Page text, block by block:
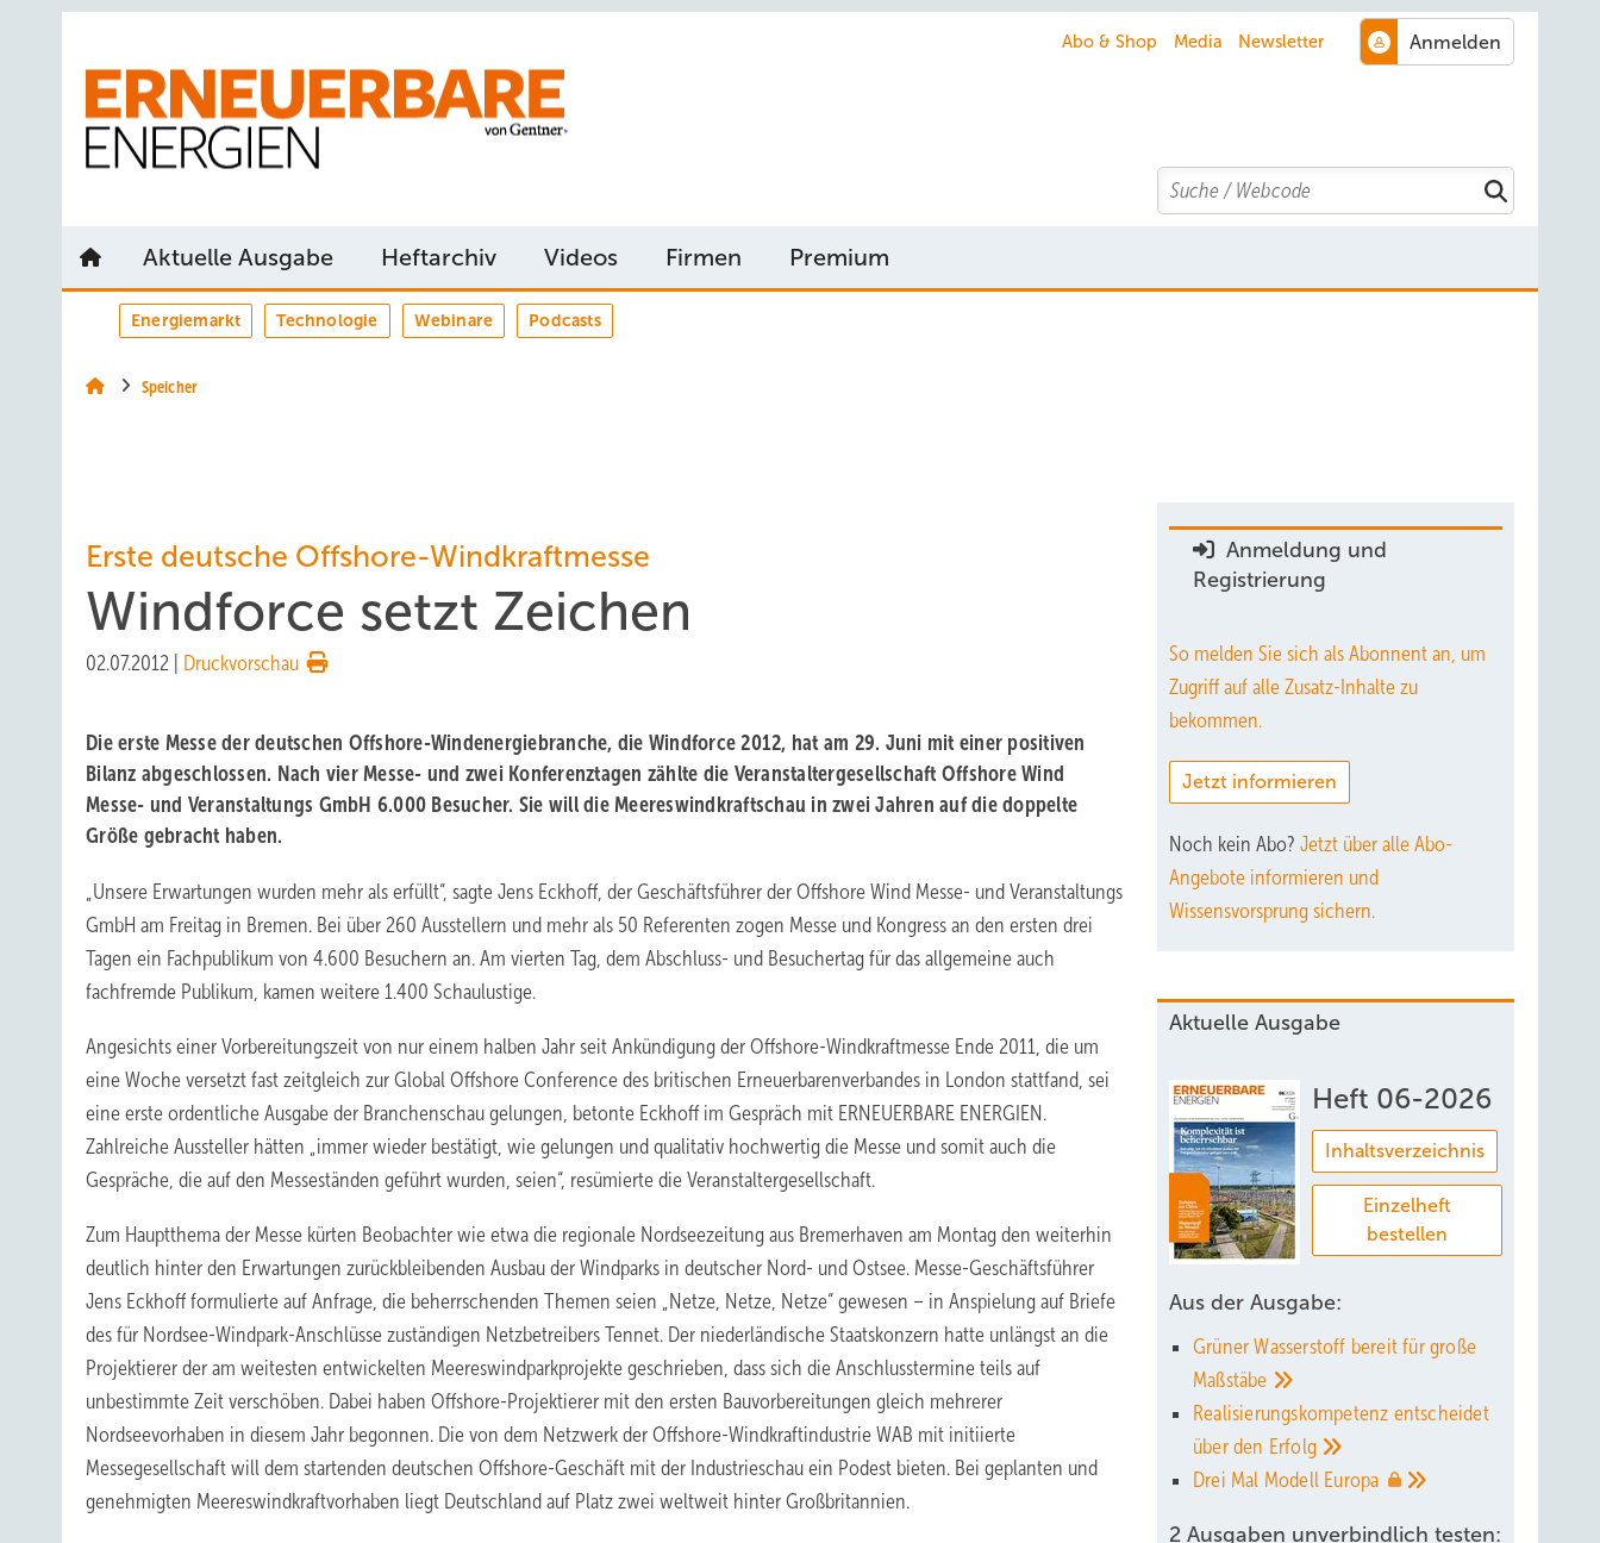
Abo & Shop Media Newsletter
Search
Aktuelle Ausgabe Heftarchiv Videos Firmen Premium
Energiemarkt Technologie Webinare Podcasts
Speicher
Erste deutsche Offshore-Windkraftmesse
Windforce setzt Zeichen
02.07.2012 Druckvorschau
Die erste Messe der deutschen Offshore-Windenergiebranche, die Windforce 2012, hat am 29. Juni mit einer positiven
Bilanz abgeschlossen. Nach vier Messe- und zwei Konferenztagen zählte die Veranstaltergesellschaft Offshore Wind
Messe- und Veranstaltungs GmbH 6.000 Besucher. Sie will die Meereswindkraftschau in zwei Jahren auf die doppelte
Größe gebracht haben.
„Unsere Erwartungen wurden mehr als erfüllt“, sagte Jens Eckhoff, der Geschäftsführer der Offshore Wind Messe- und Veranstaltungs
GmbH am Freitag in Bremen. Bei über 260 Ausstellern und mehr als 50 Referenten zogen Messe und Kongress an den ersten drei
Tagen ein Fachpublikum von 4.600 Besuchern an. Am vierten Tag, dem Abschluss- und Besuchertag für das allgemeine auch
fachfremde Publikum, kamen weitere 1.400 Schaulustige.
Angesichts einer Vorbereitungszeit von nur einem halben Jahr seit Ankündigung der Offshore-Windkraftmesse Ende 2011, die um
eine Woche versetzt fast zeitgleich zur Global Offshore Conference des britischen Erneuerbarenverbandes in London stattfand, sei
eine erste ordentliche Ausgabe der Branchenschau gelungen, betonte Eckhoff im Gespräch mit ERNEUERBARE ENERGIEN .
Zahlreiche Aussteller hätten „immer wieder bestätigt, wie gelungen und qualitativ hochwertig die Messe und somit auch die
Gespräche, die auf den Messeständen geführt wurden, seien“, resümierte die Veranstaltergesellschaft.
Zum Hauptthema der Messe kürten Beobachter wie etwa die regionale Nordseezeitung aus Bremerhaven am Montag den weiterhin
deutlich hinter den Erwartungen zurückbleibenden Ausbau der Windparks in deutscher Nord- und Ostsee. Messe-Geschäftsführer
Jens Eckhoff formulierte auf Anfrage, die beherrschenden Themen seien „Netze, Netze, Netze“ gewesen – in Anspielung auf Briefe
des für Nordsee-Windpark-Anschlüsse zuständigen Netzbetreibers Tennet. Der niederländische Staatskonzern hatte unlängst an die
Projektierer der am weitesten entwickelten Meereswindparkprojekte geschrieben, dass sich die Anschlusstermine teils auf
unbestimmte Zeit verschöben. Dabei haben Offshore-Projektierer mit den ersten Bauvorbereitungen gleich mehrerer
Nordseevorhaben in diesem Jahr begonnen. Die von dem Netzwerk der Offshore-Windkraftindustrie WAB mit initiierte
Messegesellschaft will dem startenden deutschen Offshore-Geschäft mit der Industrieschau ein Podest bieten. Bei geplanten und
genehmigten Meereswindkraftvorhaben liegt Deutschland auf Platz zwei weltweit hinter Großbritannien.
Anmeldung und
Registrierung
So melden Sie sich als Abonnent an, um
Zugriff auf alle Zusatz-Inhalte zu
bekommen.
Jetzt informieren
Noch kein Abo? Jetzt über alle Abo-
Angebote informieren und
Wissensvorsprung sichern.
Aktuelle Ausgabe
Heft 06-2026
Inhaltsverzeichnis
Einzelheft
bestellen
Aus der Ausgabe:
Grüner Wasserstoff bereit für große
Maßstäbe
Realisierungskompetenz entscheidet
über den Erfolg
Drei Mal Modell Europa
2 Ausgaben unverbindlich testen: